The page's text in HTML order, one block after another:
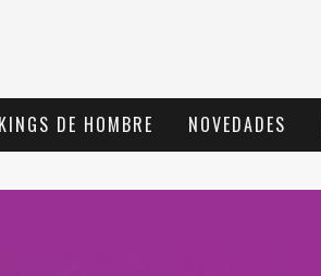
DE HOMBRE NOVEDADES